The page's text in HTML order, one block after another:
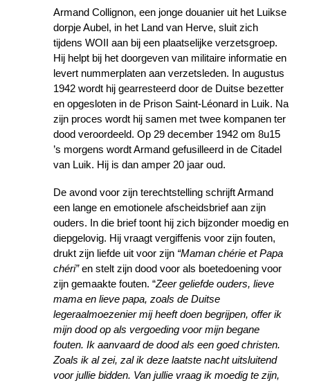
Armand Collignon, een jonge douanier uit het Luikse
dorpje Aubel, in het Land van Herve, sluit zich
tijdens WOII aan bij een plaatselijke verzetsgroep.
Hij helpt bij het doorgeven van militaire informatie en
levert nummerplaten aan verzetsleden. In augustus
1942 wordt hij gearresteerd door de Duitse bezetter
en opgesloten in de Prison Saint-Léonard in Luik. Na
zijn proces wordt hij samen met twee kompanen ter
dood veroordeeld. Op 29 december 1942 om 8u15
’s morgens wordt Armand gefusilleerd in de Citadel
van Luik. Hij is dan amper 20 jaar oud.
De avond voor zijn terechtstelling schrijft Armand
een lange en emotionele afscheidsbrief aan zijn
ouders. In die brief toont hij zich bijzonder moedig en
diepgelovig. Hij vraagt vergiffenis voor zijn fouten,
drukt zijn liefde uit voor zijn “Maman chérie et Papa
chéri”en stelt zijn dood voor als boetedoening voor
zijn gemaakte fouten. “Zeer geliefde ouders, lieve
mama en lieve papa, zoals de Duitse
legeraalmoezenier mij heeft doen begrijpen, offer ik
mijn dood op als vergoeding voor mijn begane
fouten. Ik aanvaard de dood als een goed christen.
Zoals ik al zei, zal ik deze laatste nacht uitsluitend
voor jullie bidden. Van jullie vraag ik moedig te zijn,